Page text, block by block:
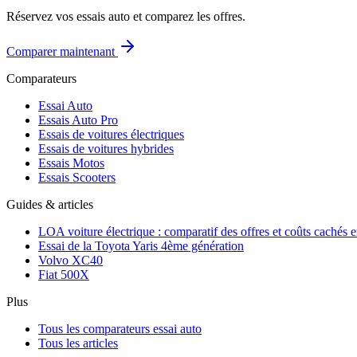
Réservez vos essais auto et comparez les offres.
Comparer maintenant
Comparateurs
Essai Auto
Essais Auto Pro
Essais de voitures électriques
Essais de voitures hybrides
Essais Motos
Essais Scooters
Guides & articles
LOA voiture électrique : comparatif des offres et coûts cachés
Essai de la Toyota Yaris 4ème génération
Volvo XC40
Fiat 500X
Plus
Tous les comparateurs essai auto
Tous les articles